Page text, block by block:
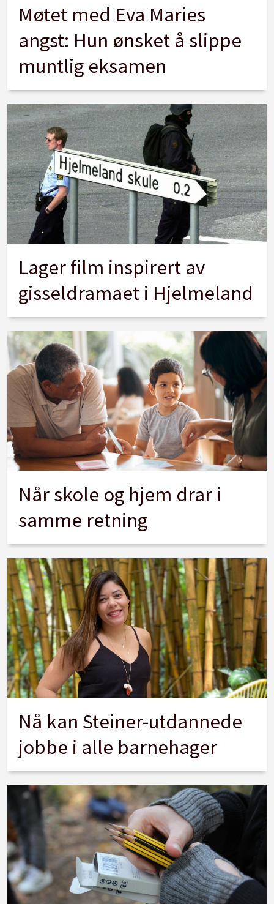
Møtet med Eva Maries
angst: Hun ønsket å slippe
muntlig eksamen
Lager film inspirert av
gisseldramaet i Hjelmeland
Når skole og hjem drar i
samme retning
Nå kan Steiner-utdannede
jobbe i alle barnehager